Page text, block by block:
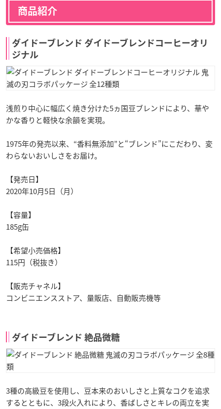
商品紹介
ダイドーブレンド ダイドーブレンドコーヒーオリ
ジナル
浅煎り中心に幅広く焼き分けた5ヵ国豆ブレンドにより、華や
かな香りと軽快な余韻を実現。
1975年の発売以来、“香料無添加”と“ブレンド”にこだわり、変
わらないおいしさをお届け。
【発売日】
2020年10月5日（月）
【容量】
185g缶
【希望小売価格】
115円（税抜き）
【販売チャネル】
コンビニエンスストア、量販店、自動販売機等
ダイドーブレンド 絶品微糖
3種の高級豆を使用し、豆本来のおいしさと上質なコクを追求
するとともに、3段火入れにより、香ばしさとキレの両立を実